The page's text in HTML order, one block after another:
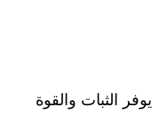
يوفر الثبات والقوة